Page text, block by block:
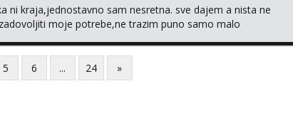
ni kraja,jednostavno sam nesretna. sve dajem a nista ne
moje potrebe,ne trazim puno samo malo
link ispod i nadji me tamo, cekam te!
5 6 ... 24 »